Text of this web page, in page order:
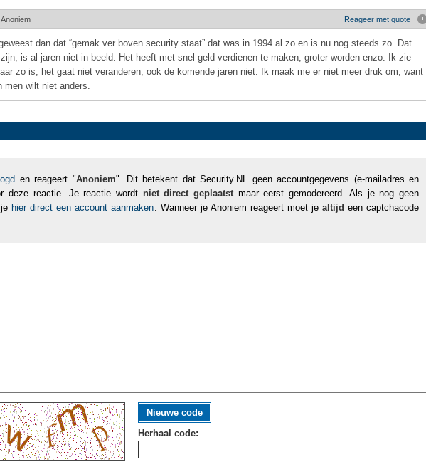
Reageer met quote
Anoniem
dan dat “gemak ver boven security staat” dat was in 1994 al zo en is nu nog steeds zo. Dat
is al jaren niet in beeld. Het heeft met snel geld verdienen te maken, groter worden enzo. Ik zie
zo is, het gaat niet veranderen, ook de komende jaren niet. Ik maak me er niet meer druk om, want
men wilt niet anders.
en reageert "Anoniem". Dit betekent dat Security.NL geen accountgegevens (e-mailadres en
deze reactie. Je reactie wordt niet direct geplaatstmaar eerst gemodereerd. Als je nog geen
hier direct een account aanmaken. Wanneer je Anoniem reageert moet je altijd een captchacode
Nieuwe code
Herhaal code: